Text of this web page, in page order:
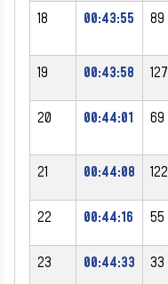
18 00:43:55 89
19 00:43:58 127
20 00:44:01 69
21 00:44:08 122
22 00:44:16 55
23 00:44:33 33